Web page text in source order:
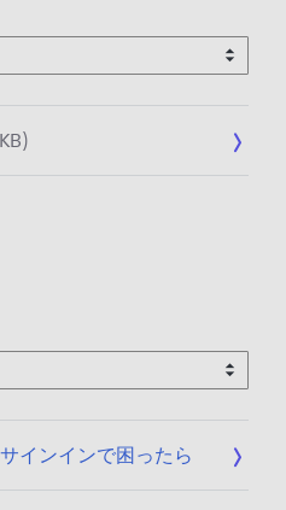
公
/
2
3
インインで困ったら